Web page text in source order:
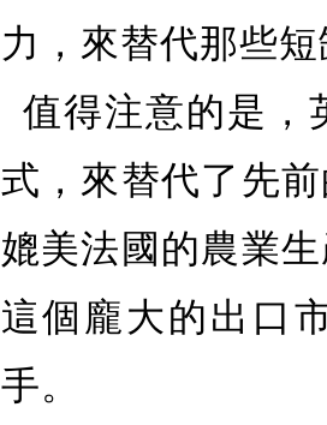
力，來替代那些
值得注意的是，
式，來替代了先
媲美法國的農業
這個龐大的出口
手。